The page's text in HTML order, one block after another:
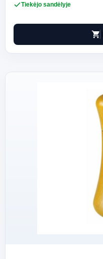
Tiekėjo sandėlyje
shopping_cart